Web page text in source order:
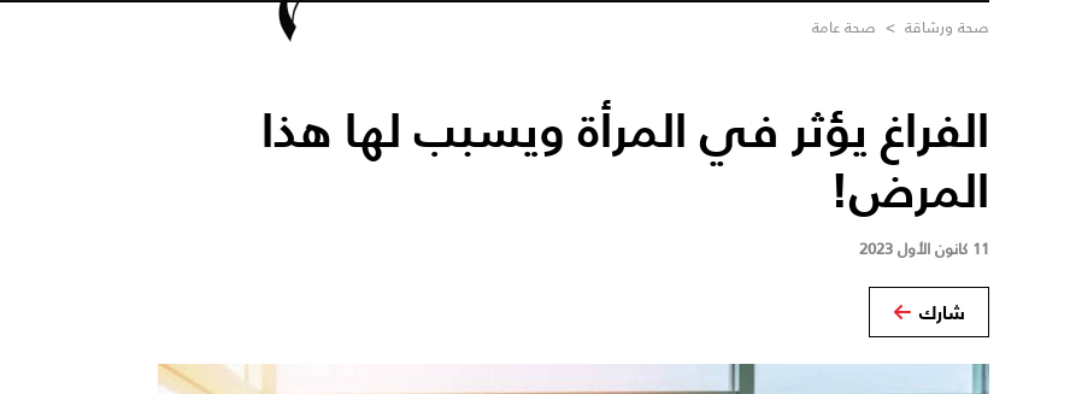
صحة ورشاقة > صحة عامة
الفراغ يؤثر في المرأة ويسبب لها هذا
المرض!
11 كانون الأول 2023
شارك